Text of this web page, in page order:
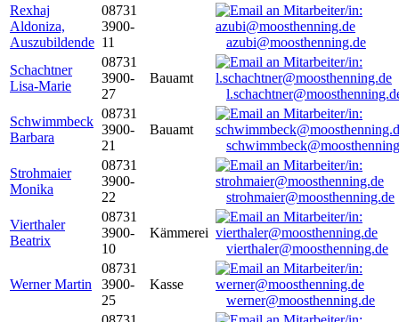
Rexhaj
Aldoniza,
Auszubildende
08731
3900-
11
azubi@moosthenning.de
Schachtner
Lisa-Marie
08731
3900-
27
Bauamt
Schwimmbeck
Barbara
08731
3900-
21
Bauamt
Strohmaier
Monika
08731
3900-
22
strohmaier@moosthenning.de
Vierthaler
Beatrix
08731
3900-
10
Kämmerei
vierthaler@moosthenning.de
Werner Martin
08731
3900-
25
Kasse
werner@moosthenning.de